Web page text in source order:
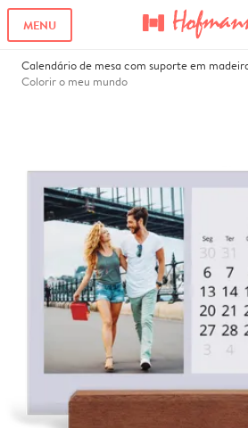
MENU
Calendário de mesa com suporte em
Colorir o meu mundo